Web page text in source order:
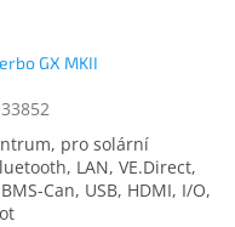
GX MKII
pro solární
LAN, VE.Direct,
Can, USB, HDMI, I/O,